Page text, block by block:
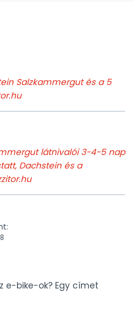
Salzkammergut és a 5
látnivalói 3-4-5 nap
Dachstein és a
e-bike-ok? Egy címet